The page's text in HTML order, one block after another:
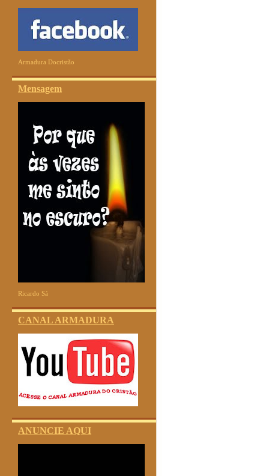
Armadura Docristão
Mensagem
Ricardo Sá
CANAL ARMADURA
ANUNCIE AQUI